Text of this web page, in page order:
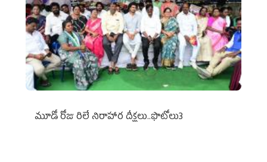
మూడో రోజు రిలే నిరాహార దీక్షలు..ఫొటోలు3